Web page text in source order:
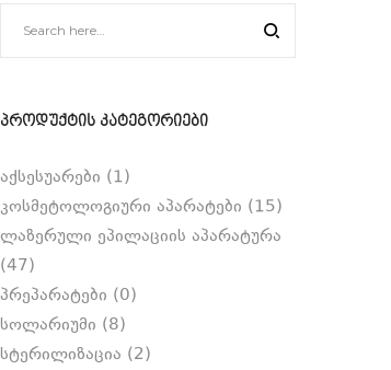
ᲞᲠᲝᲓᲣᲥᲢᲘᲡ ᲙᲐᲢᲔᲒᲝᲠᲘᲔᲑᲘ
აქსესუარები (1)
კოსმეტოლოგიური აპარატები (15)
ლაზერული ეპილაციის აპარატურა
(47)
პრეპარატები (0)
სოლარიუმი (8)
სტერილიზაცია (2)